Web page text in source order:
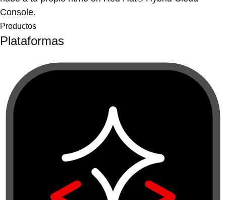
Console.
Productos
Plataformas